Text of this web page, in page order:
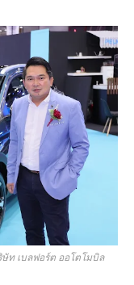
ท เบลฟอร์ต ออโตโมบิล